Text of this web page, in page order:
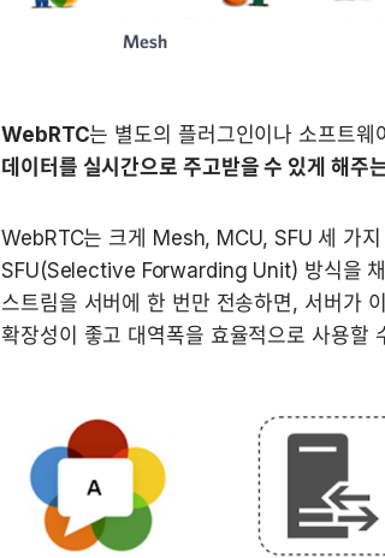
WebRTC는 별도의 플러그인이나 소프트웨
데이터를 실시간으로 주고받을 수 있게 해주
WebRTC는 크게 Mesh, MCU, SFU 세 가
SFU(Selective Forwarding Unit) 방식을 채
스트림을 서버에 한 번만 전송하면, 서버가
확장성이 좋고 대역폭을 효율적으로 사용할